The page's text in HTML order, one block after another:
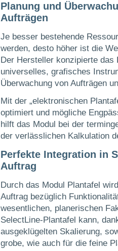
Planung und
Aufträgen
Je besser bestehende
werden, desto höher ist die
Der Hersteller konzipierte das
universelles, grafisches
Überwachung von Aufträgen
Mit der „elektronischen
optimiert und mögliche
hilft das Modul bei der
der verlässlichen Kalkulation
Perfekte Integration in
Auftrag
Durch das Modul Plantafel
Auftrag bezüglich
wesentlichen, planerischen
SelectLine-Plantafel kann,
ausgeklügelten Skalierung,
grobe, wie auch für die feine